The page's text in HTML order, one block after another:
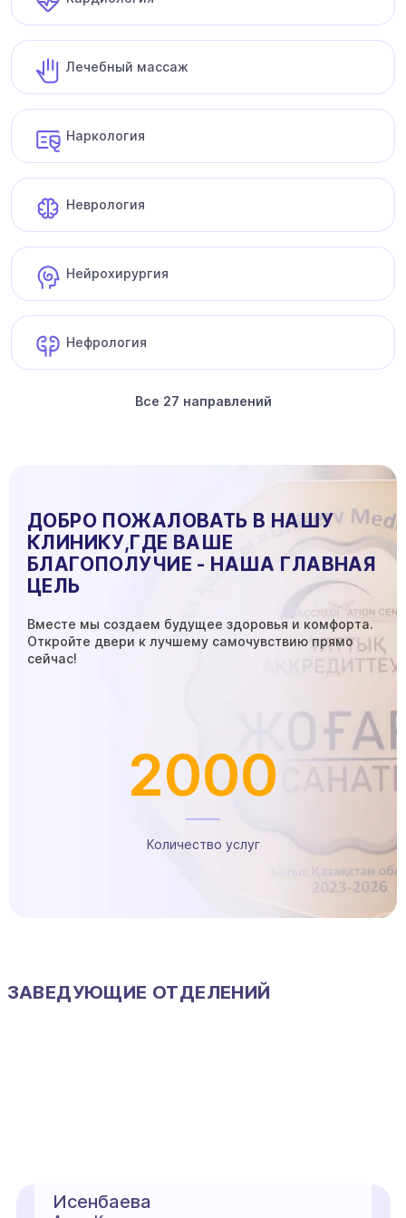
Лечебный массаж
Наркология
Неврология
Нейрохирургия
Нефрология
Все 27 направлений
ДОБРО ПОЖАЛОВАТЬ В НАШУ
КЛИНИКУ,ГДЕ ВАШЕ
БЛАГОПОЛУЧИЕ - НАША ГЛАВНАЯ
ЦЕЛЬ
Вместе мы создаем будущее здоровья и комфорта.
Откройте двери к лучшему самочувствию прямо
сейчас!
2000
Количество услуг
ЗАВЕДУЮЩИЕ ОТДЕЛЕНИЙ
Исенбаева